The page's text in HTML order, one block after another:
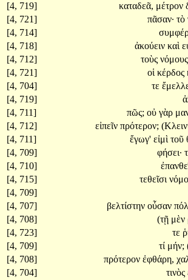
[4, 719]
καταδεᾶ, μέτρον
[4, 721]
πᾶσαν· τὸ
[4, 714]
[4, 718]
ἀκούειν καὶ
[4, 712]
τοὺς
[4, 721]
οἱ κέρδος
[4, 704]
τε
[4, 719]
[4, 711]
πῶς; οὐ γὰρ
[4, 712]
εἰπεῖν πρότερον;
[4, 711]
ἔγωγ' εἰμὶ τοῦ
[4, 709]
φήσει·
[4, 710]
[4, 715]
τεθεῖσι
[4, 709]
[4, 707]
βελτίστην οὖσαν
[4, 708]
(τῇ μὲν
[4, 723]
τε
[4, 709]
τί μήν;
[4, 708]
πρότερον ἐφθάρη,
[4, 704]
τινὸς